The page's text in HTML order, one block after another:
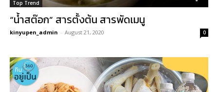
Top Trend
“น้ำสต๊อก” สารตั้งต้น สารพัดเมนู
kinyupen_admin - August 21, 2020 0